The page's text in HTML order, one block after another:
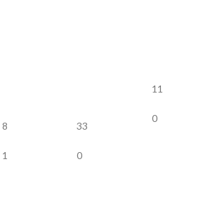
8
1
33
0
11
0